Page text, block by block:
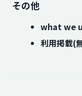
その他
what we
利用掲載(